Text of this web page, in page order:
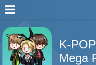
K-
Mega